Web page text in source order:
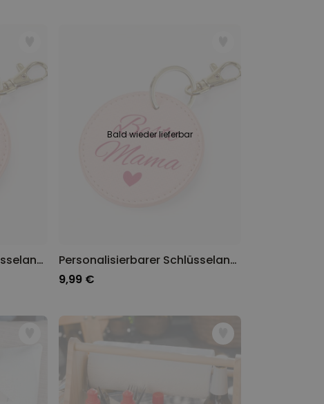
Personalisierbarer Schlüsselanhänger Rund mit Monogramm
Bald wieder lieferbar
Personalisierbarer Schlüsselanhänger Rund mit Text
9,99 €